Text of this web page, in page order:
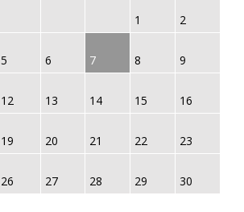
1 2
5 6 7 8 9
12 13 14 15 16
19 20 21 22 23
26 27 28 29 30